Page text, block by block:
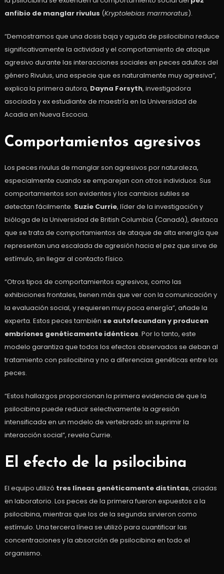
anfibio de manglar rivulus (Kryptolebias marmoratus).
“Demostramos que una dosis baja y aguda de psilocibina reduce
significativamente la actividad y el comportamiento de ataque
agresivo durante las interacciones sociales en peces adultos del
género Rivulus, una especie que es naturalmente muy agresiva”,
explica la primera autora, Dayna Forsyth, investigadora
asociada y ex estudiante de maestría en la Universidad de
Acadia en Nueva Escocia.
Comportamientos agresivos
Los peces rivulus de manglar son agresivos por naturaleza,
especialmente cuando se emparejan con otros individuos. Sus
comportamientos son evidentes y los cambios sutiles se
detectan fácilmente. Suzie Currie, líder de la investigación y
bióloga de la Universidad de British Columbia (Canadá), destaca
que se trata de comportamientos de ataque de alta energía que
representan una escalada de agresión hacia el pez que sirve de
estímulo, sin llegar al contacto físico.
“Otros tipos de comportamientos agresivos, como las
exhibiciones frontales, tienen más que ver con la comunicación y
la evaluación social, y requieren muy poca energía”, añade la
experta. Estos peces también se autofecundan y producen
embriones genéticamente idénticos. Por lo tanto, este
modelo garantiza que todos los efectos observados se deban al
tratamiento con psilocibina y no a diferencias genéticas entre los
peces.
“Estos hallazgos proporcionan la primera evidencia de que la
psilocibina puede reducir selectivamente la agresión
intensificada en un modelo de vertebrado sin suprimir la
interacción social”, revela Currie.
El efecto de la psilocibina
El equipo utilizó tres líneas genéticamente distintas, criadas
en laboratorio. Los peces de la primera fueron expuestos a la
psilocibina, mientras que los de la segunda sirvieron como
estímulo. Una tercera línea se utilizó para cuantificar las
concentraciones y la absorción de psilocibina en todo el
organismo.